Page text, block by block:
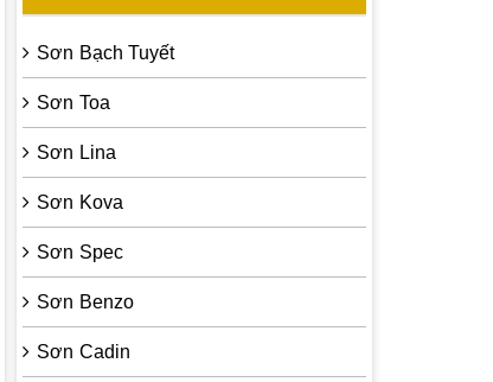
Sơn Bạch Tuyết
Sơn Toa
Sơn Lina
Sơn Kova
Sơn Spec
Sơn Benzo
Sơn Cadin